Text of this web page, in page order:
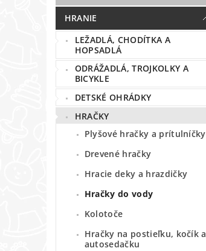
HRANIE
LEŽADLÁ, CHODÍTKA A
HOPSADLÁ
ODRÁŽADLÁ, TROJKOLKY A
BICYKLE
DETSKÉ OHRÁDKY
HRAČKY
Plyšové hračky a prítulníčky
Drevené hračky
Hracie deky a hrazdičky
Hračky do vody
Kolotoče
Hračky na postieľku, kočík a
autosedačku